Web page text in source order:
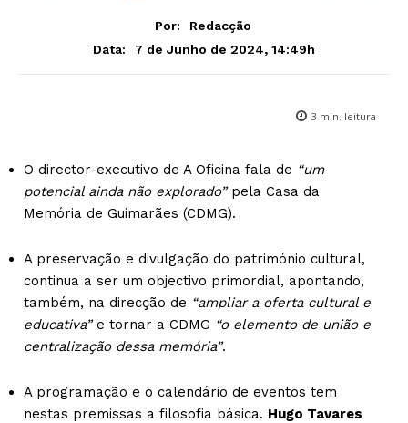
Por:
Redacção
Data:
7 de Junho de 2024, 14:49h
3 min. leitura
O director-executivo de A Oficina fala de “um
potencial ainda não explorado”pela Casa da
Memória de Guimarães (CDMG).
A preservação e divulgação do património cultural,
continua a ser um objectivo primordial, apontando,
também, na direcção de “ampliar a oferta cultural e
educativa”e tornar a CDMG “o elemento de união e
centralização dessa memória”.
A programação e o calendário de eventos tem
nestas premissas a filosofia básica. Hugo Tavares